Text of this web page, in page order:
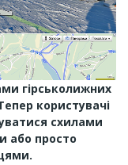
гірськолижних
користувачі
схилами
або просто